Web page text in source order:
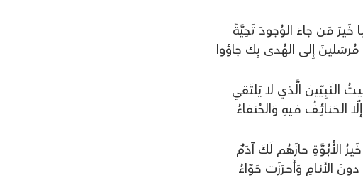
خَـيـرَ مَن جاءَ الوُجودَ تَحِيَّةً
مُرسَلينَ إِلى الهُدى بِكَ جاؤوا
الـنَـبِـيّينَ الَّذي لا يَلتَقي
إِلّا الـحَـنـائِـفُ فـيهِ وَالحُنَفاءُ
خَـيـرُ الأُبُـوَّةِ حـازَهُـم لَكَ آدَمٌ
دونَ الأَنــامِ وَأَحــرَزَت حَـوّاءُ